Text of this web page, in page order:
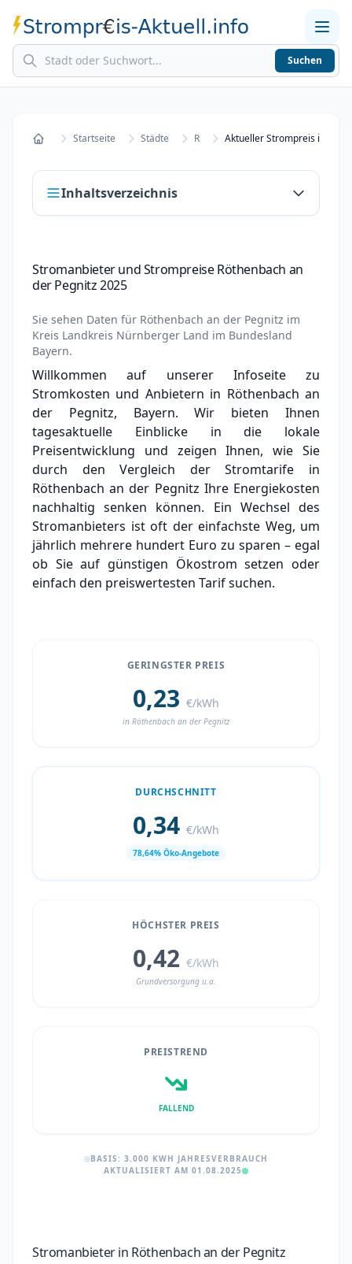
Home
Stromkosten berechnen
Suchen
StartseiteStartseite Städte R
Inhaltsverzeichnis
an der Pegnitz 2025
der Pegnitz
Strompreisvergleich Röthenbach an der
Grundversorger Röthenbach an der Pegnitz
Experten-Analyse: Strommarkt in Röthenbach
an der Pegnitz
Aktueller Strompreis in Röthenbach an der
Pegnitz
Stromanbieter in der Nähe von Röthenbach
an der Pegnitz
Stromanbieter und Strompreise Röthenbach an
der Pegnitz 2025
Sie sehen Daten für Röthenbach an der Pegnitz im
Kreis Landkreis Nürnberger Land im Bundesland
Bayern.
Willkommen auf unserer Infoseite zu
Stromkosten und Anbietern in Röthenbach an
der Pegnitz, Bayern. Wir bieten Ihnen
tagesaktuelle Einblicke in die lokale
Preisentwicklung und zeigen Ihnen, wie Sie
durch den Vergleich der Stromtarife in
Röthenbach an der Pegnitz Ihre Energiekosten
nachhaltig senken können. Ein Wechsel des
Stromanbieters ist oft der einfachste Weg, um
jährlich mehrere hundert Euro zu sparen – egal
ob Sie auf günstigen Ökostrom setzen oder
einfach den preiswertesten Tarif suchen.
GERINGSTER PREIS
0,23 €/kWh
in Röthenbach an der Pegnitz
DURCHSCHNITT
0,34 €/kWh
78,64% Öko-Angebote
HÖCHSTER PREIS
0,42 €/kWh
Grundversorgung u.a.
PREISTREND
FALLEND
BASIS: 3.000 KWH JAHRESVERBRAUCH
AKTUALISIERT AM 01.08.2025
Stromanbieter in Röthenbach an der Pegnitz